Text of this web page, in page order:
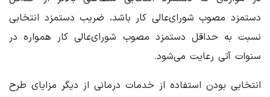
دستمزد مصوب شورای‌عالی کار باشد، ضریب دستمزد انتخابی
نسبت به حداقل دستمزد مصوب شورای‌عالی کار همواره در
سنوات آتی رعایت می‌شود.
انتخابی بودن استفاده از خدمات درمانی از دیگر مزایای طرح